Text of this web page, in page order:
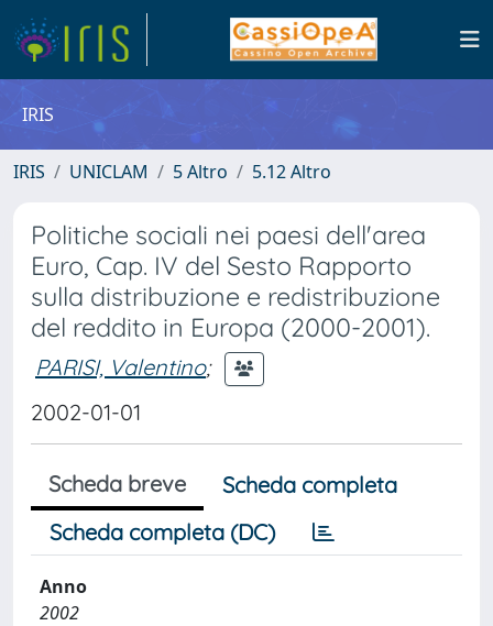
IRIS
IRIS UNICLAM 5 Altro 5.12 Altro
Politiche sociali nei paesi dell'area
Euro, Cap. IV del Sesto Rapporto
sulla distribuzione e redistribuzione
del reddito in Europa (2000-2001).
PARISI, Valentino;
2002-01-01
Scheda breve
Scheda completa
Scheda completa (DC)
Anno
2002